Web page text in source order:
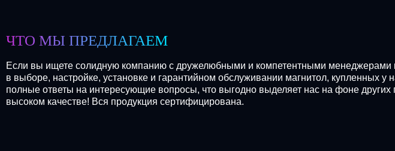
ЧТО МЫ ПРЕДЛАГАЕМ
Если вы ищете солидную компанию с дружелюбными и компетентными менеджерами
в выборе, настройке, установке и гарантийном обслуживании магнитол, купленных
полные ответы на интересующие вопросы, что выгодно выделяет нас на фоне
высоком качестве! Вся продукция сертифицирована.